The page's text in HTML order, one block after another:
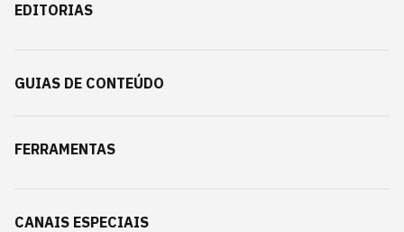
EDITORIAS
GUIAS DE CONTEÚDO
FERRAMENTAS
CANAIS ESPECIAIS